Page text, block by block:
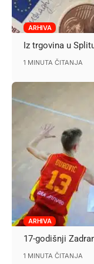
ARHIVA
Iz trgovina u
1 MINUTA ČITANJA
ARHIVA
17-godišnji
1 MINUTA ČITANJA